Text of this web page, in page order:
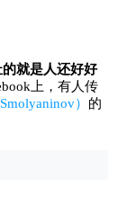
就是人还好好
上，有人传
） 的